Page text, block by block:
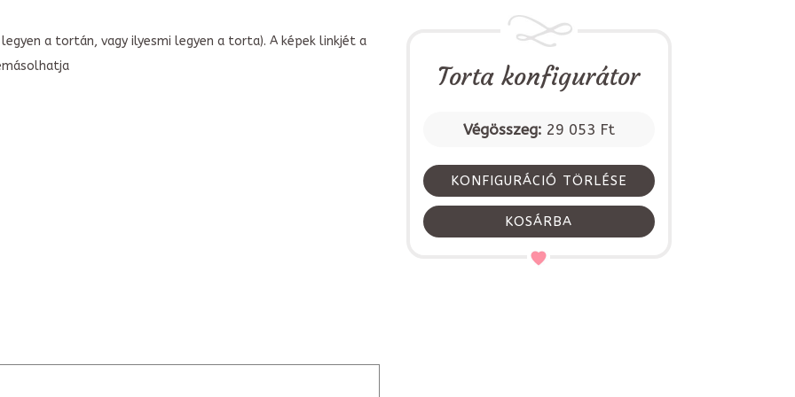
a tortán, vagy ilyesmi legyen a torta). A képek linkjét a
Torta konfigurátor
Végösszeg: 29 053 Ft
KONFIGURÁCIÓ TÖRLÉSE
KOSÁRBA